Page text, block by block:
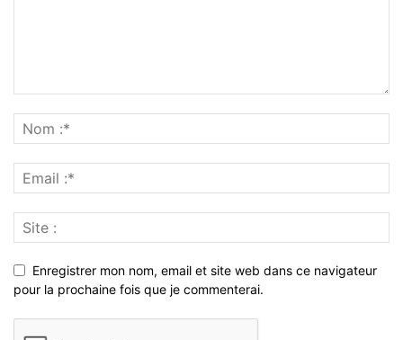
Enregistrer mon nom, email et site web dans ce navigateur
pour la prochaine fois que je commenterai.